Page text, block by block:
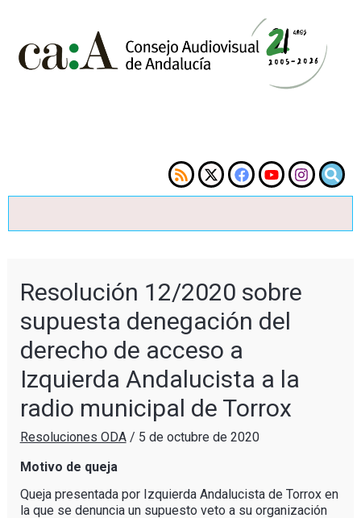
Resolución 12/2020 sobre
supuesta denegación del
derecho de acceso a
Izquierda Andalucista a la
radio municipal de Torrox
Resoluciones ODA/ 5 de octubre de 2020
Motivo de queja
Queja presentada por Izquierda Andalucista de Torrox en
la que se denuncia un supuesto veto a su organización